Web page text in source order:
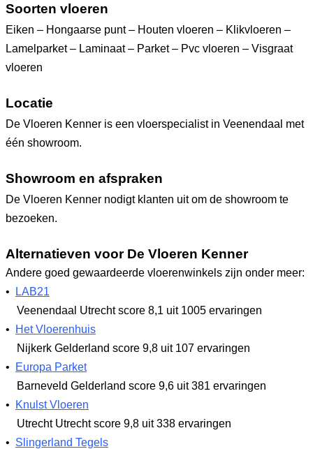
Soorten vloeren
Eiken – Hongaarse punt – Houten vloeren – Klikvloeren –
Lamelparket – Laminaat – Parket – Pvc vloeren – Visgraat
vloeren
Locatie
De Vloeren Kenner is een vloerspecialist in Veenendaal met
één showroom.
Showroom en afspraken
De Vloeren Kenner nodigt klanten uit om de showroom te
bezoeken.
Alternatieven voor De Vloeren Kenner
Andere goed gewaardeerde vloerenwinkels zijn onder meer:
•
LAB21
Veenendaal Utrechtscore 8,1 uit 1005 ervaringen
•
Het Vloerenhuis
Nijkerk Gelderland score 9,8 uit 107 ervaringen
•
Europa Parket
Barneveld Gelderland score 9,6 uit 381 ervaringen
•
Knulst Vloeren
Utrecht Utrechtscore 9,8 uit 338 ervaringen
• Slingerland Tegels